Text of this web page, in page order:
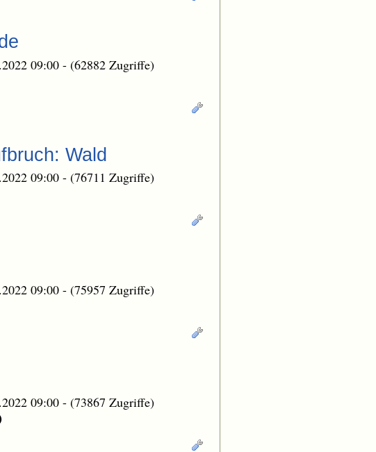
09:00 - (62882 Zugriffe)
Wald
09:00 - (76711 Zugriffe)
09:00 - (75957 Zugriffe)
09:00 - (73867 Zugriffe)